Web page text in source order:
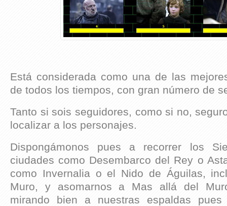
Está considerada como una de las
de todos los tiempos, con gran número de
Tanto si sois seguidores, como si no,
localizar a los personajes.
Dispongámonos pues a recorrer los
ciudades como Desembarco del Rey o
como Invernalia o el Nido de Águilas,
Muro, y asomarnos a Mas allá del
mirando bien a nuestras espaldas